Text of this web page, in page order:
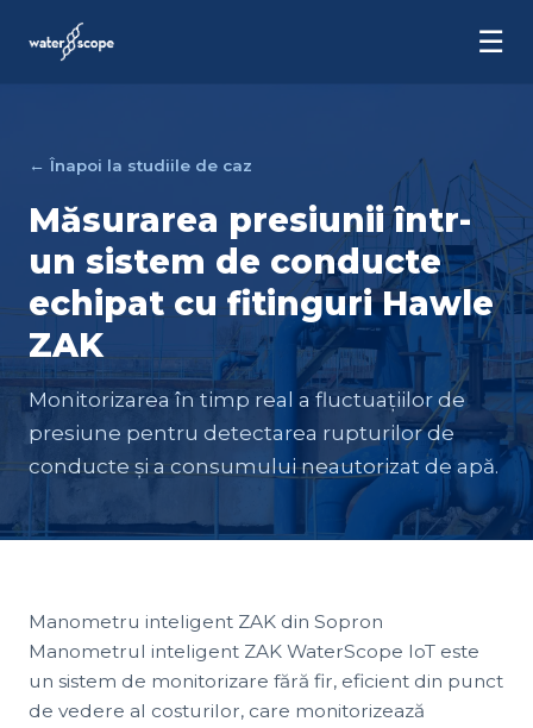
☰
← Înapoi la studiile de caz
Măsurarea presiunii într-
un sistem de conducte
echipat cu fitinguri Hawle
ZAK
Monitorizarea în timp real a fluctuațiilor de
presiune pentru detectarea rupturilor de
conducte și a consumului neautorizat de apă.
Manometru inteligent ZAK din Sopron
Manometrul inteligent ZAK WaterScope IoT este
un sistem de monitorizare fără fir, eficient din punct
de vedere al costurilor, care monitorizează